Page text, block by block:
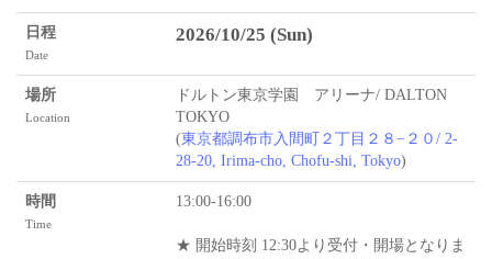
日程
Date
2026/10/25 (Sun)
場所
Location
ドルトン東京学園 アリーナ/ DALTON
TOKYO
(東京都調布市入間町２丁目２８−２０/ 2-
28-20, Irima-cho, Chofu-shi, Tokyo)
時間
Time
13:00-16:00
★ 開始時刻 12:30より受付・開場となりま